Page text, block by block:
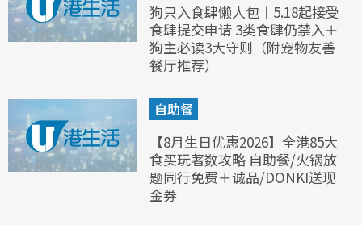
狗只入食肆懒人包︱5.18起接受
食肆提交申请 3类食肆仍禁入＋
狗主必读3大守则（附宠物友善
餐厅推荐）
自助餐
【8月生日优惠2026】全港85大
食买玩著数攻略 自助餐/火锅放
题同行免费＋诚品/DONKI送现
金券